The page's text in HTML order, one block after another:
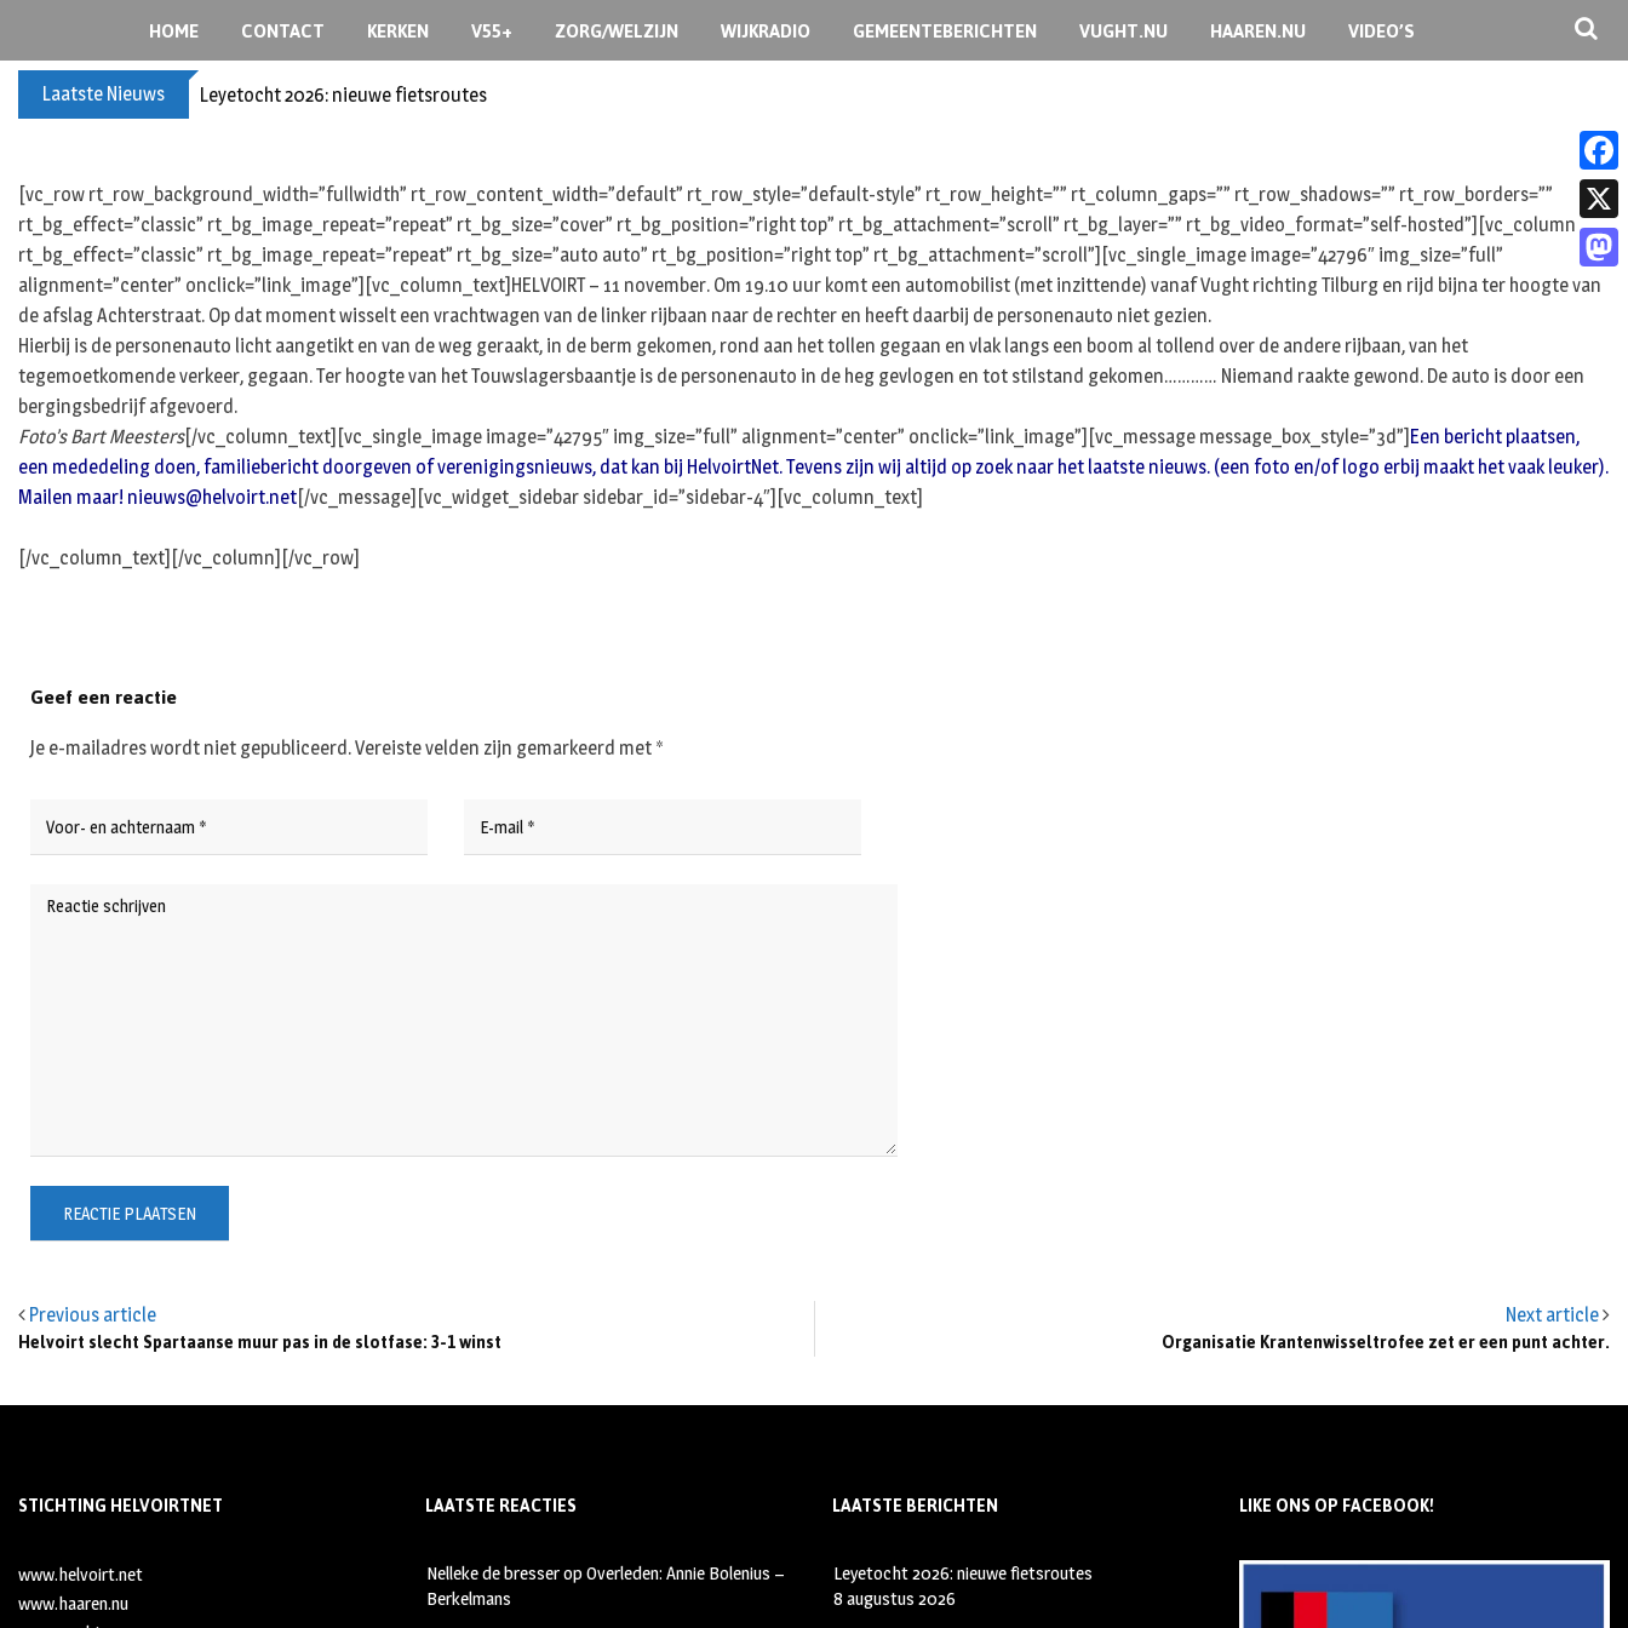
content
HOME CONTACT KERKEN V55+ ZORG/WELZIJN WIJKRADIO GEMEENTEBERICHTEN VUGHT.NU HAAREN.NU VIDEO’S
Laatste Nieuws Leyetocht 2026: nieuwe fietsroutes
[vc_row rt_row_background_width=”fullwidth” rt_row_content_width=”default” rt_row_style=”default-style” rt_row_height=”” rt_column_gaps=”” rt_row_shadows=”” rt_row_borders=””
rt_bg_effect=”classic” rt_bg_image_repeat=”repeat” rt_bg_size=”cover” rt_bg_position=”right top” rt_bg_attachment=”scroll” rt_bg_layer=”” rt_bg_video_format=”self-hosted”][vc_column
rt_bg_effect=”classic” rt_bg_image_repeat=”repeat” rt_bg_size=”auto auto” rt_bg_position=”right top” rt_bg_attachment=”scroll”][vc_single_image image=”42796″ img_size=”full”
alignment=”center” onclick=”link_image”][vc_column_text]HELVOIRT – 11 november. Om 19.10 uur komt een automobilist (met inzittende) vanaf Vught richting Tilburg en rijd bijna ter hoogte van
de afslag Achterstraat. Op dat moment wisselt een vrachtwagen van de linker rijbaan naar de rechter en heeft daarbij de personenauto niet gezien.
Hierbij is de personenauto licht aangetikt en van de weg geraakt, in de berm gekomen, rond aan het tollen gegaan en vlak langs een boom al tollend over de andere rijbaan, van het
tegemoetkomende verkeer, gegaan. Ter hoogte van het Touwslagersbaantje is de personenauto in de heg gevlogen en tot stilstand gekomen………… Niemand raakte gewond. De auto is door een
bergingsbedrijf afgevoerd.
Foto’s Bart Meesters[/vc_column_text][vc_single_image image=”42795″ img_size=”full” alignment=”center” onclick=”link_image”][vc_message message_box_style=”3d”] Een bericht plaatsen,
een mededeling doen, familiebericht doorgeven of verenigingsnieuws, dat kan bij HelvoirtNet. Tevens zijn wij altijd op zoek naar het laatste nieuws. (een foto en/of logo erbij maakt het vaak leuker).
Mailen maar! nieuws@helvoirt.net[/vc_message][vc_widget_sidebar sidebar_id=”sidebar-4″][vc_column_text]
[/vc_column_text][/vc_column][/vc_row]
Previous article
Helvoirt slecht Spartaanse muur pas in de slotfase: 3-1 winst
Next article
Organisatie Krantenwisseltrofee zet er een punt achter.
Geef een reactie
Je e-mailadres wordt niet gepubliceerd.Vereiste velden zijn gemarkeerd met *
STICHTING HELVOIRTNET
www.helvoirt.net
www.haaren.nu
LAATSTE REACTIES
Nelleke de bresseropOverleden: Annie Bolenius –
Berkelmans
LAATSTE BERICHTEN
Leyetocht 2026: nieuwe fietsroutes
8 augustus 2026
LIKE ONS OP FACEBOOK!
F
a
c
o
k
X
M
d